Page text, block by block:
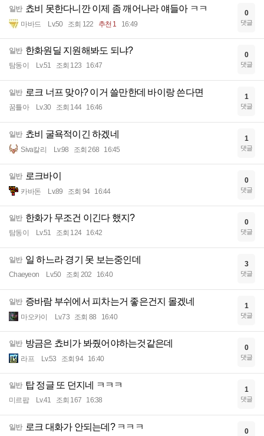
일반 쵸비 못한다니깐 이제 좀 깨어나라 얘들아 ㅋㅋ
마바드 Lv.50 조회 122 추천 1 16:49
0
댓글
일반 한화원딜 지원해봐도 되냐?
탐동이 Lv.51 조회 123 16:47
0
댓글
일반 로크 너프 맞아? 이거 쓸만한데 바이랑 쓴다면
꿈틀아 Lv.30 조회 144 16:46
1
댓글
일반 쵸비 굴욕적이긴 하겠네
Siva칼리 Lv.98 조회 268 16:45
1
댓글
일반 로크바이
카바돈 Lv.89 조회 94 16:44
0
댓글
일반 한화가 무조건 이긴다 했지?
탐동이 Lv.51 조회 124 16:42
0
댓글
일반 일 하느라 경기 못 보는중인데
Chaeyeon Lv.50 조회 202 16:40
3
댓글
일반 증바람 부쉬에서 피차는거 좋은건지 몰겠네
마오카이 Lv.73 조회 88 16:40
1
댓글
일반 방금은 쵸비가 봐줬어야하는것같은데
라프 Lv.53 조회 94 16:40
0
댓글
일반 탑 정글 또 던지네 ㅋㅋㅋ
미르팝 Lv.41 조회 167 16:38
1
댓글
일반 로크 대화가 안되는데? ㅋㅋㅋ 0